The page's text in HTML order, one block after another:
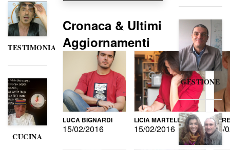
TESTIMONIANZE
CUCINA
Cronaca & Ultimi
Aggiornamenti
LUCA BIGNARDI
15/02/2016
LICIA MARTELLI
15/02/2016 15/
GESTIONE